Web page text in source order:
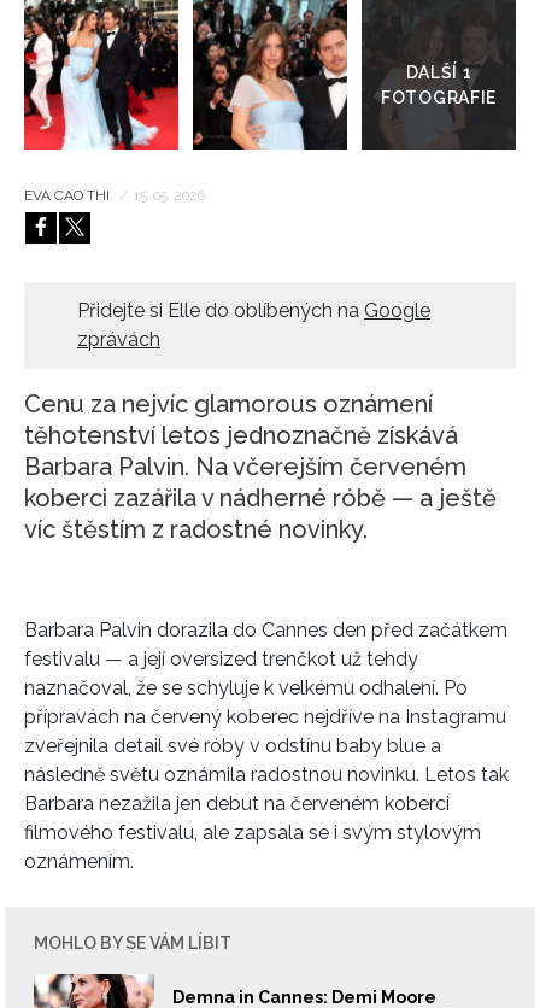
HOME
galerie
EVA CAO THI / 15. 05. 2026
Přidejte si Elle do oblíbených na Google
zprávách
Cenu za nejvíc glamorous oznámení
těhotenství letos jednoznačně získává
Barbara Palvin. Na včerejším červeném
koberci zazářila v nádherné róbě — a ještě
víc štěstím z radostné novinky.
Barbara Palvin dorazila do Cannes den před začátkem
festivalu — a její oversized trenčkot už tehdy
naznačoval, že se schyluje k velkému odhalení. Po
přípravách na červený koberec nejdříve na Instagramu
zveřejnila detail své róby v odstínu baby blue a
následně světu oznámila radostnou novinku. Letos tak
Barbara nezažila jen debut na červeném koberci
filmového festivalu , ale zapsala se i svým stylovým
oznámením.
MOHLO BY SE VÁM LÍBIT
Demna in Cannes: Demi Moore